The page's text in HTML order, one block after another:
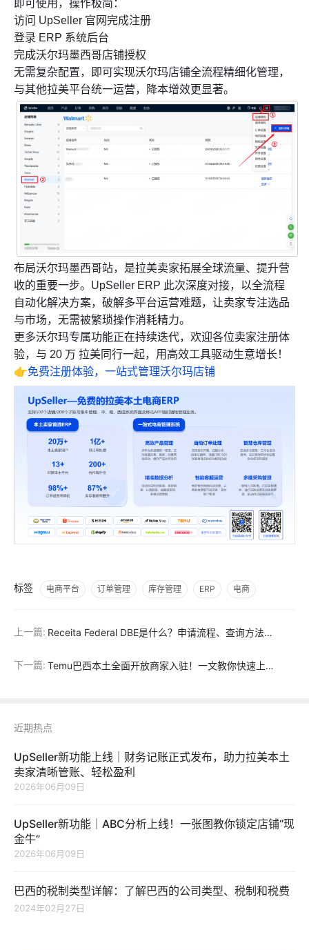
即可使用，操作极简：
访问 UpSeller 官网完成注册
登录 ERP 系统后台
完成沃尔玛墨西哥店铺授权
无需复杂配置，即可实现沃尔玛店铺全流程精细化管理，
与其他拉美平台统一运营，降本增效更显著。
布局沃尔玛墨西哥站，是拉美卖家拓展全球流量、提升营
收的重要一步。UpSeller ERP 此次深度对接，以全流程
自动化解决方案，破解多平台运营难题，让卖家专注选品
与市场，无需被繁琐操作消耗精力。
更多沃尔玛专属功能正在持续迭代，欢迎各位卖家注册体
验，与 20 万 拉美同行一起，用高效工具驱动生意增长！
👉免费注册体验，一站式管理沃尔玛店铺
标签 电商平台 订单管理 库存管理 ERP 电商
上一篇: Receita Federal DBE是什么？申请流程、查询方法及常见问题完整指南
下一篇: Temu巴西本土全面开放商家入驻！一文教你快速上品、合理定价！
近期热点
UpSeller新功能上线｜财务记账正式发布，助力拉美本土
卖家清晰管账、轻松盈利
2026年06月09日
UpSeller新功能｜ABC分析上线！一张图教你锁定店铺“现
金牛”
2026年06月09日
巴西的税制类型详解：了解巴西的公司类型、税制和税费
2024年02月27日